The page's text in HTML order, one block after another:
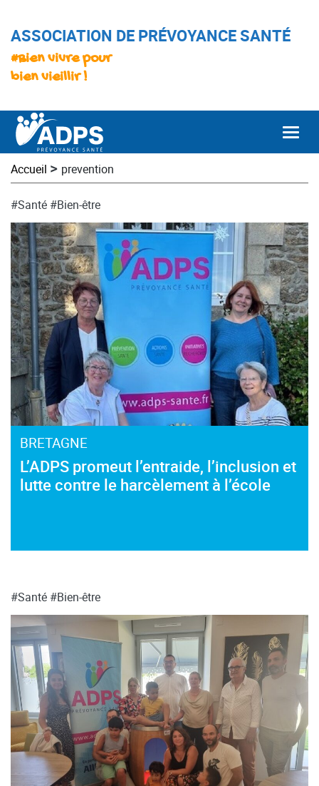
ASSOCIATION DE PRÉVOYANCE SANTÉ
#Bien vivre pour
bien vieillir !
Accueil > prevention
#Santé #Bien-être
BRETAGNE
L’ADPS promeut l’entraide, l’inclusion et
lutte contre le harcèlement à l’école
#Santé #Bien-être